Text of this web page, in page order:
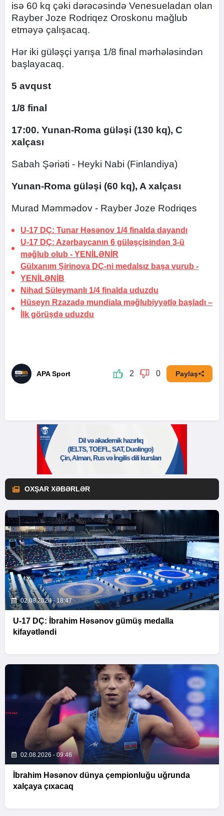
isə 60 kq çəki dərəcəsində Venesueladan olan
Rayber Joze Rodriqez Oroskonu məğlub
etməyə çalışacaq.
Hər iki güləşçi yarışa 1/8 final mərhələsindən
başlayacaq.
5 avqust
1/8 final
17:00. Yunan-Roma güləşi (130 kq), C
xalçası
Sabah Şəriəti - Heyki Nabi (Finlandiya)
Yunan-Roma güləşi (60 kq), A xalçası
Murad Məmmədov - Rayber Joze Rodriqes
U-17 DÇ: Tunar Həsənov 1/4 finalda dayandı
U-17 DÇ: Azərbaycanın 6 güləşçisindən 3-ü
məğlub olub - YENİLƏNİR
Gülxanım Şirinova DÇ-ni medalsız başa vurub -
YENİLƏNİB
Nihad Süleymanlı 1/4 finalda uduzdu
Hüseyn Rzazadə mundiala məğlubiyyətlə başladı –
İlk görüşdə uduzdu
APA Sport 2 0 Paylaş
OXŞAR XƏBƏRLƏR
02.08.2026 - 18:47
U-17 DÇ: İbrahim Həsənov gümüş medalla
kifayətləndi
02.08.2026 - 09:46
İbrahim Həsənov dünya çempionluğu uğrunda
xalçaya çıxacaq